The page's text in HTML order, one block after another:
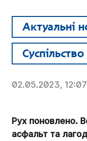
Актуальні
Суспільство
02.05.2023, 12:07
Рух поновлено.
асфальт та